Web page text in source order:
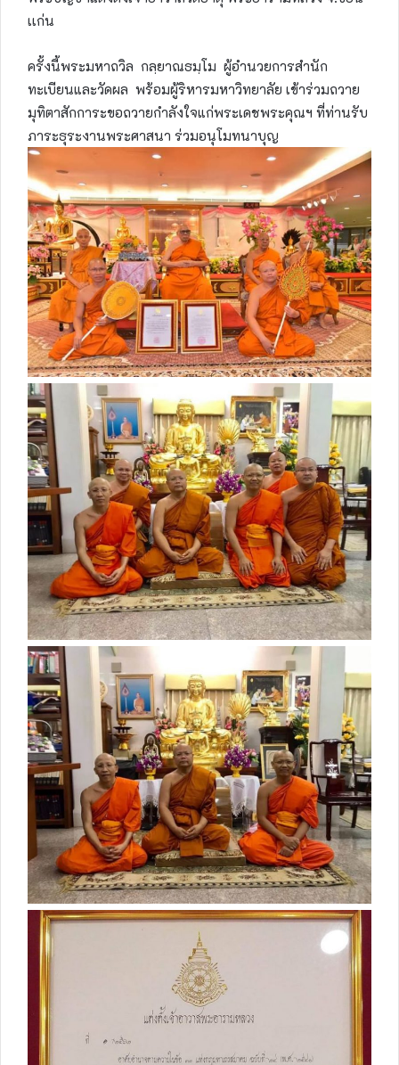
เเก่น
ครั้ง​นี้พระมหาถวิล กลฺยาณธมฺโม ผู้อำนวยการสำนัก​
ทะเบียน​และวัดผล พร้อมผู้ริหารมหาวิทยาลัย เข้าร่วมถวาย
มุทิตา​สักการะขอถวายกำลังใจแก่พระเดชพระคุณ​ฯ ที่ท่านรับ
ภาระธุระงานพระศาสนา​ ร่วมอนุโมทนา​บุญ​